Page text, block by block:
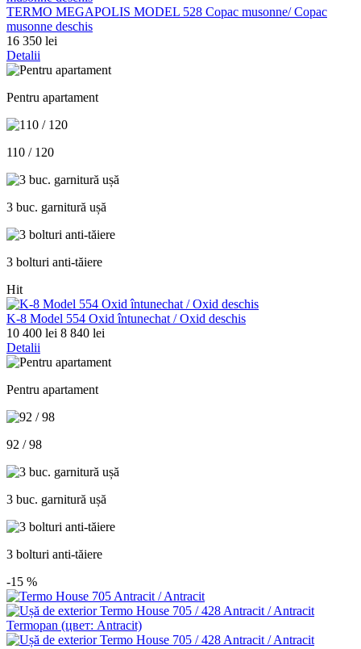
TERMO MEGAPOLIS MODEL 528 Copac musonne/ Copac
musonne deschis
16 350 lei
Detalii
Pentru apartament
110 / 120
3 buc. garnitură ușă
3 bolturi anti-tăiere
Hit
K-8 Model 554 Oxid întunechat / Oxid deschis
10 400 lei 8 840 lei
Detalii
Pentru apartament
92 / 98
3 buc. garnitură ușă
3 bolturi anti-tăiere
-15 %